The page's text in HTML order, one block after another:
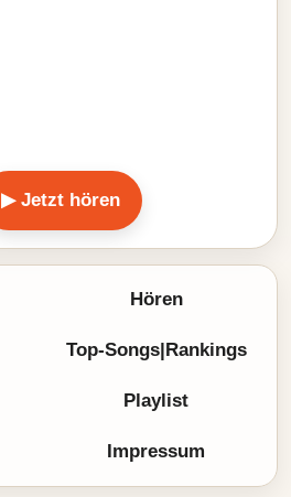
▶ Jetzt hören
Hören
Top-Songs|Rankings
Playlist
Impressum